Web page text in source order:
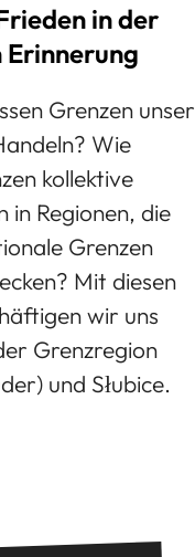
in der
Grenzen unser
Wie
kollektive
in Regionen, die
Grenzen
Mit diesen
wir uns
Grenzregion
und Słubice.